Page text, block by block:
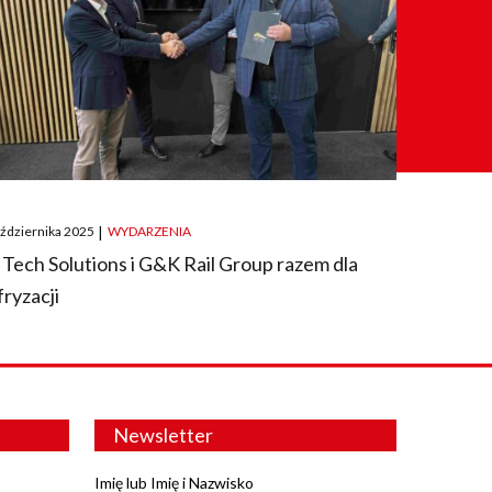
2025 | WYDARZENIA
Tech Solutions i G&K Rail Group razem dla
Newsletter
Imię lub Imię i Nazwisko